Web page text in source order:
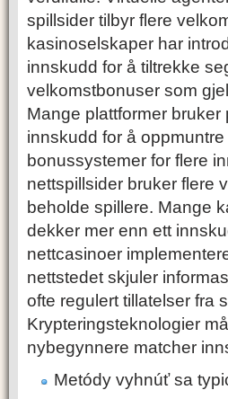
spillsider tilbyr flere
kasinoselskaper har
innskudd for å tiltrekke
velkomstbonuser som
Mange plattformer
innskudd for å
bonussystemer for flere
nettspillsider bruker flere
beholde spillere. Mange
dekker mer enn ett
nettcasinoer
nettstedet skjuler
ofte regulert tillatelser fra
Krypteringsteknologier
nybegynnere matcher
Metódy vyhnúť sa